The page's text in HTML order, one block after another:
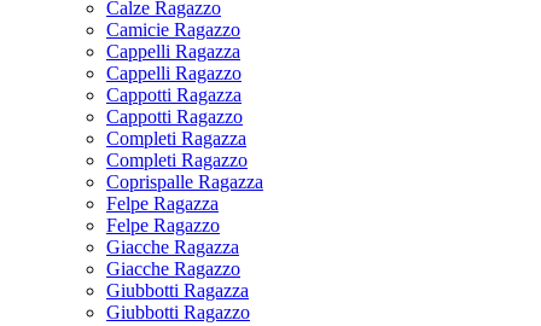
Calze Ragazzo
Camicie Ragazzo
Cappelli Ragazza
Cappelli Ragazzo
Cappotti Ragazza
Cappotti Ragazzo
Completi Ragazza
Completi Ragazzo
Coprispalle Ragazza
Felpe Ragazza
Felpe Ragazzo
Giacche Ragazza
Giacche Ragazzo
Giubbotti Ragazza
Giubbotti Ragazzo